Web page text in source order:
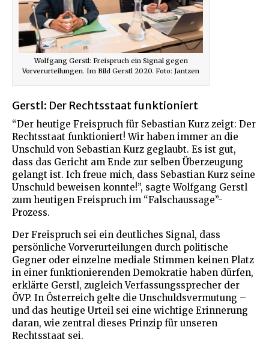
Wolfgang Gerstl: Freispruch ein Signal gegen
Vorverurteilungen. Im Bild Gerstl 2020. Foto: Jantzen
Gerstl: Der Rechtsstaat funktioniert
“Der heutige Freispruch für Sebastian Kurz zeigt: Der
Rechtsstaat funktioniert! Wir haben immer an die
Unschuld von Sebastian Kurz geglaubt. Es ist gut,
dass das Gericht am Ende zur selben Überzeugung
gelangt ist. Ich freue mich, dass Sebastian Kurz seine
Unschuld beweisen konnte!”, sagte Wolfgang Gerstl
zum heutigen Freispruch im “Falschaussage”-
Prozess.
Der Freispruch sei ein deutliches Signal, dass
persönliche Vorverurteilungen durch politische
Gegner oder einzelne mediale Stimmen keinen Platz
in einer funktionierenden Demokratie haben dürfen,
erklärte Gerstl, zugleich Verfassungssprecher der
ÖVP. In Österreich gelte die Unschuldsvermutung –
und das heutige Urteil sei eine wichtige Erinnerung
daran, wie zentral dieses Prinzip für unseren
Rechtsstaat sei.